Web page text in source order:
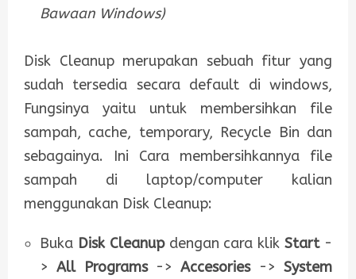
Bawaan Windows)
Disk Cleanup merupakan sebuah fitur yang
sudah tersedia secara default di windows,
Fungsinya yaitu untuk membersihkan file
sampah, cache, temporary, Recycle Bin dan
sebagainya. Ini Cara membersihkannya file
sampah di laptop/computer kalian
menggunakan Disk Cleanup:
Buka Disk Cleanupdengan cara klikStart-
>All Programs->Accesories->System